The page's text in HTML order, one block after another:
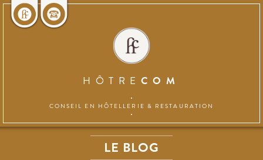
HÔTRE COM
CONSEIL EN HÔTELLERIE & RESTAURATION
LE BLOG